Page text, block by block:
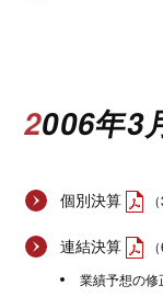
2006年3
個別決算
連結決算
業績予想の修